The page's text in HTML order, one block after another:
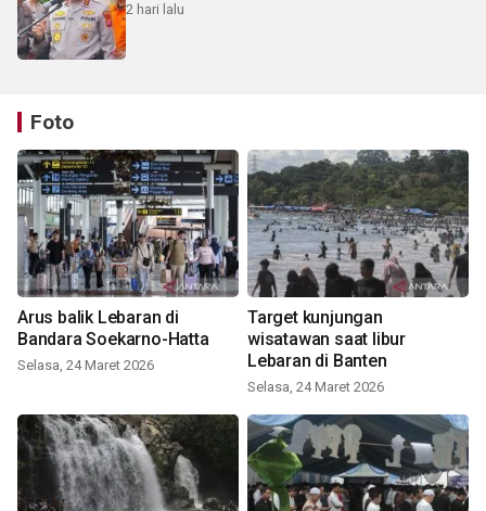
2 hari lalu
Foto
Arus balik Lebaran di
Bandara Soekarno-Hatta
Selasa, 24 Maret 2026
Target kunjungan
wisatawan saat libur
Lebaran di Banten
Selasa, 24 Maret 2026